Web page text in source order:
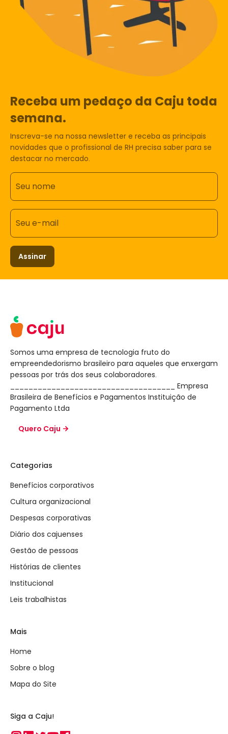
Receba um pedaço da Caju toda
semana.
Inscreva-se na nossa newsletter e receba as principais
novidades que o profissional de RH precisa saber para se
destacar no mercado.
Seu nome
Seu e-mail
Assinar
Somos uma empresa de tecnologia fruto do
empreendedorismo brasileiro para aqueles que enxergam
pessoas por trás dos seus colaboradores.
____________________________________ Empresa
Brasileira de Benefícios e Pagamentos Instituição de
Pagamento Ltda
Quero Caju
Categorias
Benefícios corporativos
Cultura organizacional
Despesas corporativas
Diário dos cajuenses
Gestão de pessoas
Histórias de clientes
Institucional
Leis trabalhistas
Mais
Home
Sobre o blog
Mapa do Site
Siga a Caju!